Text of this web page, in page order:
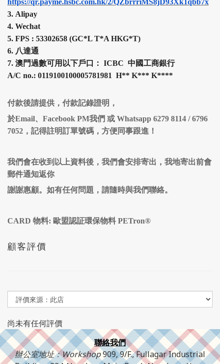
3. Alipay
4. Wechat
5. FPS : 53302658 (GC*L T*A HKG*T)
6. 八達通
7. 澳門過數可用以下戶口： ICBC 中國工商銀行
A/C no.: 0119100100005781981 H** K*** K****
付款後請提供，付款記錄證明，
於Email、Facebook PM我們 或 Whatsapp 6279 8114 / 6796
7052，記得註明訂單號碼，方便同事跟進！
我們會在收到以上資料後，我們會安排寄出，我地寄出前會
郵件通知返你
謝謝惠顧。如有任何問題，請隨時與我們聯絡。
CARD 物料: 歐盟認証環保物料 PETron®
顧客評價
尚未有任何評價
聯絡我們
辦公室地址：Workshop909, 9/F., Fullagar Industrial